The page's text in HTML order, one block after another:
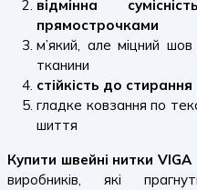
відмінна
прямострочками
м’який, але міцний
тканини
стійкість до
гладке ковзання по
шиття
Купити швейні нитки VIGA
виробників, які